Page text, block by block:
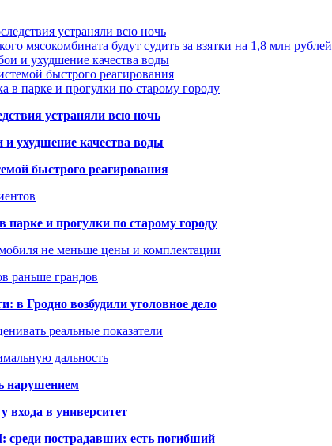
устраняли всю ночь
мясокомбината будут судить за взятки на 1,8 млн рублей
и ухудшение качества воды
быстрого реагирования
в парке и прогулки по старому городу
устраняли всю ночь
ухудшение качества воды
быстрого реагирования
и прогулки по старому городу
не меньше цены и комплектации
раньше грандов
Гродно возбудили уголовное дело
реальные показатели
дальность
нарушением
входа в университет
среди пострадавших есть погибший